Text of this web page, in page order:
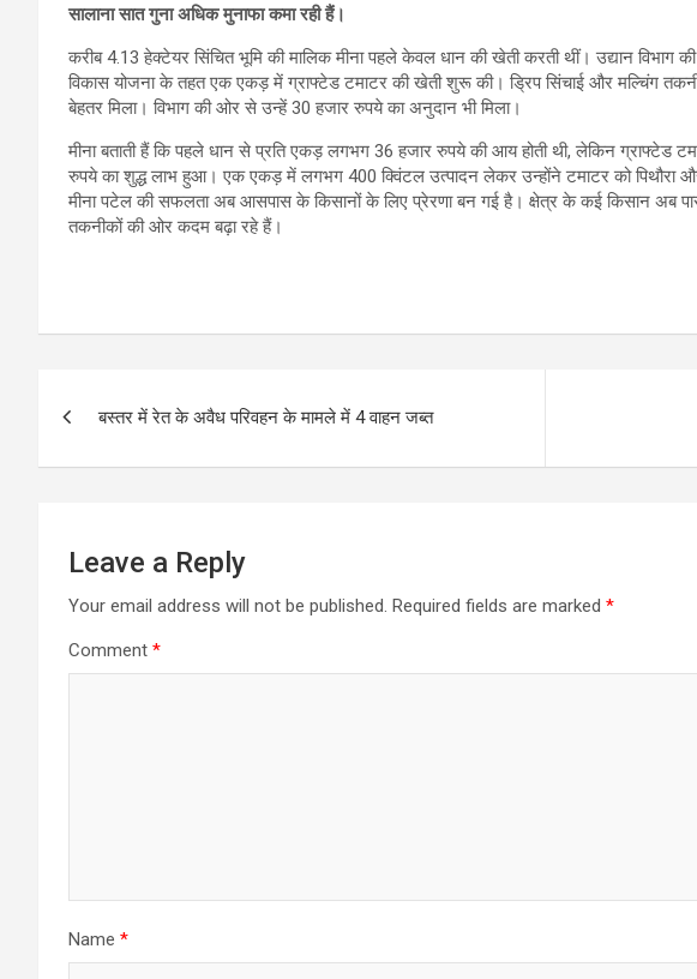
सालाना सात गुना अधिक मुनाफा कमा रही हैं।
करीब 4.13 हेक्टेयर सिंचित भूमि की मालिक मीना पहले केवल धान की खेती करती थीं। उद्यान विभाग
विकास योजना के तहत एक एकड़ में ग्राफ्टेड टमाटर की खेती शुरू की। ड्रिप सिंचाई और मल्चिंग
बेहतर मिला। विभाग की ओर से उन्हें 30 हजार रुपये का अनुदान भी मिला।
मीना बताती हैं कि पहले धान से प्रति एकड़ लगभग 36 हजार रुपये की आय होती थी, लेकिन ग्राफ्टेड
रुपये का शुद्ध लाभ हुआ। एक एकड़ में लगभग 400 क्विंटल उत्पादन लेकर उन्होंने टमाटर को पिथौरा
मीना पटेल की सफलता अब आसपास के किसानों के लिए प्रेरणा बन गई है। क्षेत्र के कई किसान अब
तकनीकों की ओर कदम बढ़ा रहे हैं।
बस्तर में रेत के अवैध परिवहन के मामले में 4 वाहन जब्त
Leave a Reply
Your email address will not be published. Required fields are marked *
Comment *
Name *